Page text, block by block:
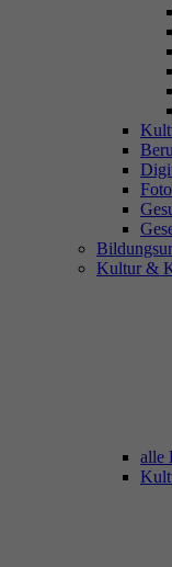
Kultur &
alle